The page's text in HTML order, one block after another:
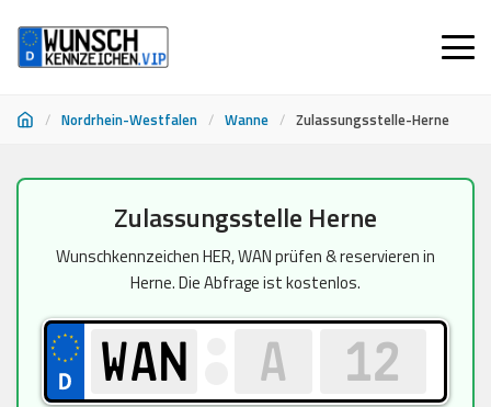
/ Nordrhein-Westfalen / Wanne / Zulassungsstelle-Herne
springen
Zulassungsstelle Herne
Wunschkennzeichen HER, WAN prüfen & reservieren in
Herne. Die Abfrage ist kostenlos.